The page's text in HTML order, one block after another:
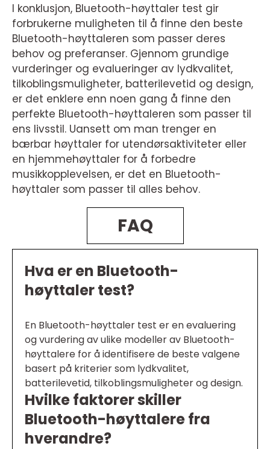
I konklusjon, Bluetooth-høyttaler test gir
forbrukerne muligheten til å finne den beste
Bluetooth-høyttaleren som passer deres
behov og preferanser. Gjennom grundige
vurderinger og evalueringer av lydkvalitet,
tilkoblingsmuligheter, batterilevetid og design,
er det enklere enn noen gang å finne den
perfekte Bluetooth-høyttaleren som passer til
ens livsstil. Uansett om man trenger en
bærbar høyttaler for utendørsaktiviteter eller
en hjemmehøyttaler for å forbedre
musikkopplevelsen, er det en Bluetooth-
høyttaler som passer til alles behov.
FAQ
Hva er en Bluetooth-
høyttaler test?
En Bluetooth-høyttaler test er en evaluering
og vurdering av ulike modeller av Bluetooth-
høyttalere for å identifisere de beste valgene
basert på kriterier som lydkvalitet,
batterilevetid, tilkoblingsmuligheter og design.
Hvilke faktorer skiller
Bluetooth-høyttalere fra
hverandre?